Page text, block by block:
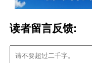
读者留言反馈: